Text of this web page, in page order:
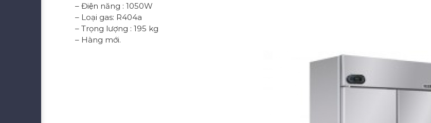
– Điện năng : 1050W
– Loại gas: R404a
– Trọng lượng : 195 kg
– Hàng mới.